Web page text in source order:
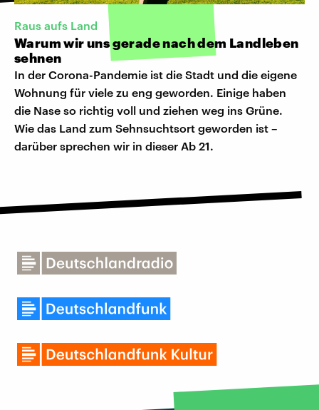
Raus aufs Land
Warum wir uns gerade nach dem Landleben
sehnen
In der Corona-Pandemie ist die Stadt und die eigene
Wohnung für viele zu eng geworden. Einige haben
die Nase so richtig voll und ziehen weg ins Grüne.
Wie das Land zum Sehnsuchtsort geworden ist –
darüber sprechen wir in dieser Ab 21.